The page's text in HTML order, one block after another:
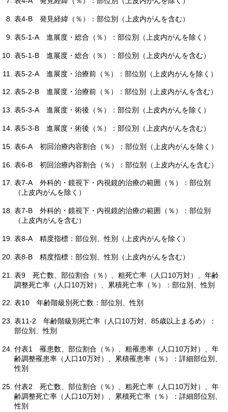
表4-B 発見経緯（％）：部位別（上皮内がんを含む）
表5-1-A 進展度・総合（％）：部位別（上皮内がんを除く）
表5-1-B 進展度・総合（％）：部位別（上皮内がんを含む）
表5-2-A 進展度・治療前（％）：部位別（上皮内がんを除く）
表5-2-B 進展度・治療前（％）：部位別（上皮内がんを含む）
表5-3-A 進展度・術後（％）：部位別（上皮内がんを除く）
表5-3-B 進展度・術後（％）：部位別（上皮内がんを含む）
表6-A 初回治療内容割合（％）：部位別（上皮内がんを除く）
表6-B 初回治療内容割合（％）：部位別（上皮内がんを含む）
表7-A
外科的・鏡視下・内視鏡的治療の範囲（％）：部位別
（上皮内がんを除く）
表7-B
外科的・鏡視下・内視鏡的治療の範囲（％）：部位別
（上皮内がんを含む）
表8-A 精度指標：部位別、性別（上皮内がんを除く）
表8-B 精度指標：部位別、性別（上皮内がんを含む）
表9
死亡数、部位割合（％）、粗死亡率（人口10万対）、年齢
調整死亡率（人口10万対）、累積死亡率（％）：部位別、性別
表10 年齢階級別死亡数：部位別、性別
表11-2
年齢階級別死亡率（人口10万対、85歳以上まるめ）：
部位別、性別
付表1
罹患数、部位割合（％）、粗罹患率（人口10万対）、年
齢調整罹患率（人口10万対）、累積罹患率（％）：詳細部位別、
性別
付表2
死亡数、部位割合（％）、粗死亡率（人口10万対）、年
齢調整死亡率（人口10万対）、累積死亡率（％）：詳細部位別、
性別